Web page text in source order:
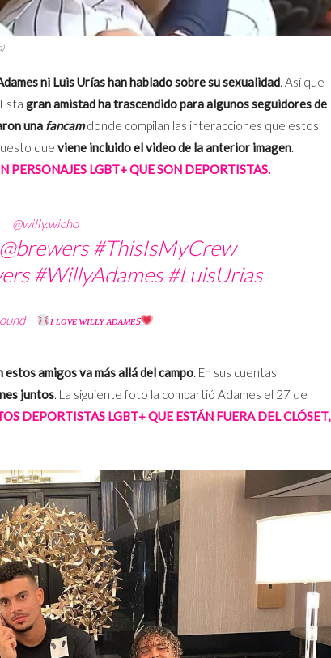
ni Luis Urías han hablado sobre su sexualidad. Así que
gran amistad ha trascendido para algunos seguidores de
una fancamdonde compilan las interacciones que estos
que viene incluido el video de la anterior imagen.
PERSONAJES LGBT+ QUE SON DEPORTISTAS.
@willy.wicho
@brewers#ThisIsMyCrew
#WillyAdames #LuisUrias
– ɪ ʟᴏᴠᴇ ᴡɪʟʟʏ ᴀᴅᴀᴍᴇꜱ
amigos va más allá del campo. En sus cuentas
juntos. La siguiente foto la compartió Adames el 27 de
DEPORTISTAS LGBT+ QUE ESTÁN FUERA DEL CLÓSET,